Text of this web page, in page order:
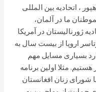
، اتحادیه بین المللی
ما در آلمان،
ژورنالیستان در آمریکا
اروپا از بیست سال به
بسیاری مسایل مهم
مثلا اولین برنامه
شورای زنان افغانستان